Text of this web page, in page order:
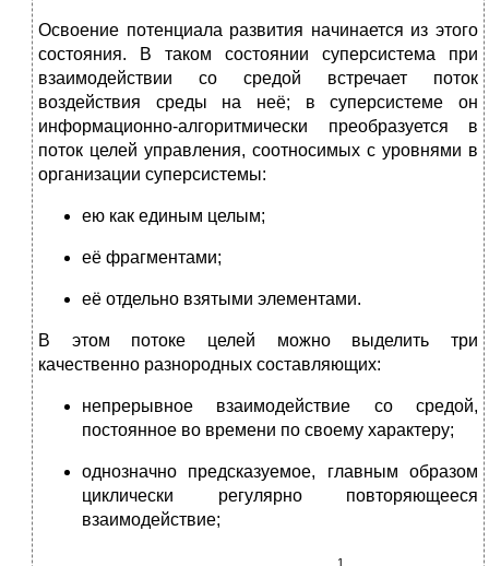
Освоение потенциала развития начинается из этого
состояния. В таком состоянии суперсистема при
взаимодействии со средой встречает поток
воздействия среды на неё; в суперсистеме он
информационно-алгоритмически преобразуется в
поток целей упра­в­ления, соотносимых с уровнями в
организации суперсистемы:
ею как единым целым;
её фрагментами;
её отдельно взятыми элементами.
В этом потоке целей можно выделить три
качественно разнородных составляющих:
непрерывное взаимодействие со средой,
постоянное во времени по своему характеру;
однозначно предсказуемое, главным образом
циклически регулярно повторяющееся
взаимодействие;
1